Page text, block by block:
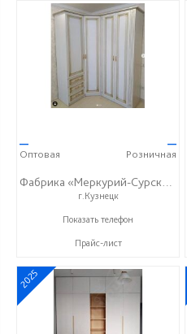
—
Оптовая
—
Розничная
Фабрика «Меркурий-Сурский»
г.Кузнецк
+7 (8415) 73-05-06
Показать телефон
Прайс-лист
2025